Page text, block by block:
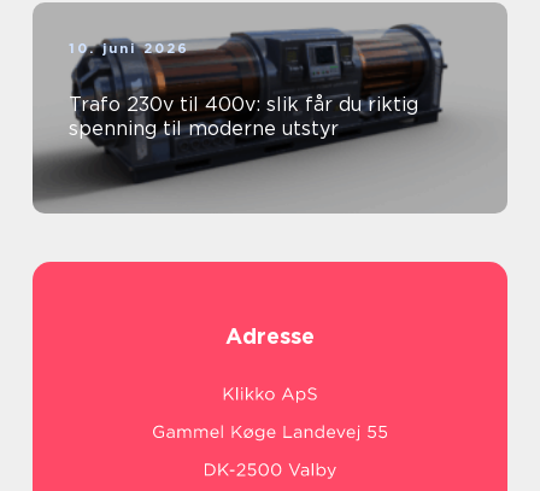
10. juni 2026
Trafo 230v til 400v: slik får du riktig
spenning til moderne utstyr
Adresse